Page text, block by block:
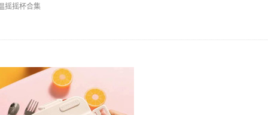
摇摇杯合集